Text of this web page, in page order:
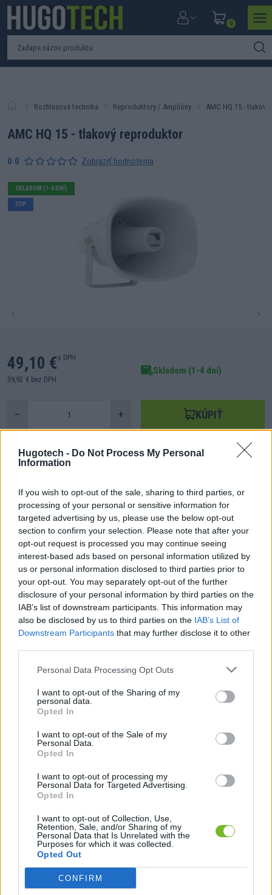
Hugotech - Do Not Process My Personal
Information
If you wish to opt-out of the sale, sharing to third parties, or
processing of your personal or sensitive information for
targeted advertising by us, please use the below opt-out
section to confirm your selection. Please note that after your
opt-out request is processed you may continue seeing
interest-based ads based on personal information utilized by
us or personal information disclosed to third parties prior to
your opt-out. You may separately opt-out of the further
disclosure of your personal information by third parties on the
IAB’s list of downstream participants. This information may
also be disclosed by us to third parties on the IAB’s List of
Downstream Participants that may further disclose it to other
Personal Data Processing Opt Outs
I want to opt-out of the Sharing of my
personal data.
Opted In
I want to opt-out of the Sale of my
Personal Data.
Opted In
I want to opt-out of processing my
Personal Data for Targeted Advertising.
Opted In
I want to opt-out of Collection, Use,
Retention, Sale, and/or Sharing of my
Personal Data that Is Unrelated with the
Purposes for which it was collected.
Opted Out
CONFIRM
0
Rozhlasová technika Reproduktory / Amplióny AMC HQ 15 -
AMC HQ 15 - tlakový reproduktor
0.0 Zobraziť hodnotenia
SKLADOM (1-4 DNÍ)
TOP
49,10 €s DPH
39,92 € bez DPH
Skladom (1-4 dní)
– + KÚPIŤ
Doprava zdarma
Poradíme Vám?
Kontaktujte nás na obchod@hugotech.sk
Informácie o produkte Parametre
Tlakový reproduktor 15 W/100 V, 400 Hz – 5 kHz, 222x162x232 mm, farba biely
papyrus, odolný voči vlhkosti, plastový, do exteriéru.
Technické parametre
15 W
Odbočky transformátora
Max. SPL 1m (815 Hz)
117 dB
Frekvenčná odozva
400 Hz - 5 kHz
Vyžarovací uhol (1000Hz)
Stupeň ochrany
222 x 162 x 232 mm
biela - papyrus (RAL 9018)
Dostávajte špeciálne akcie a novinky, ktoré pre
vás pripravujeme!